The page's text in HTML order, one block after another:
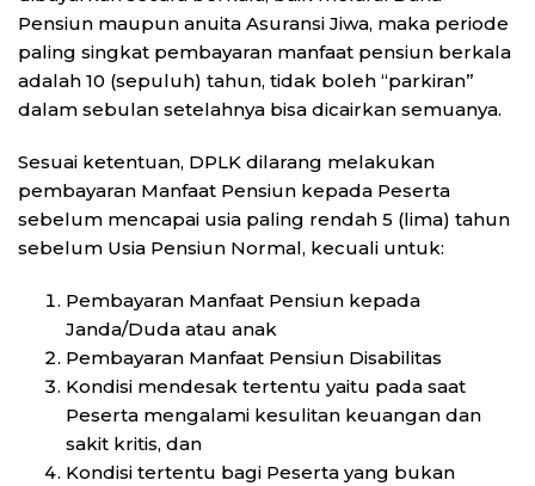
Pensiun maupun anuita Asuransi Jiwa, maka periode
paling singkat pembayaran manfaat pensiun berkala
adalah 10 (sepuluh) tahun, tidak boleh “parkiran”
dalam sebulan setelahnya bisa dicairkan semuanya.
Sesuai ketentuan, DPLK dilarang melakukan
pembayaran Manfaat Pensiun kepada Peserta
sebelum mencapai usia paling rendah 5 (lima) tahun
sebelum Usia Pensiun Normal, kecuali untuk:
Pembayaran Manfaat Pensiun kepada
Janda/Duda atau anak
Pembayaran Manfaat Pensiun Disabilitas
Kondisi mendesak tertentu yaitu pada saat
Peserta mengalami kesulitan keuangan dan
sakit kritis, dan
Kondisi tertentu bagi Peserta yang bukan